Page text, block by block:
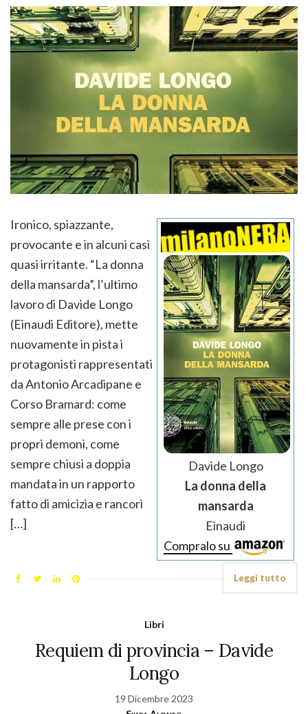
Davide Longo
La donna della
mansarda
Einaudi
Compralo su
Ironico, spiazzante,
provocante e in alcuni casi
quasi irritante. “La donna
della mansarda”, l’ultimo
lavoro di Davide Longo
(Einaudi Editore), mette
nuovamente in pista i
protagonisti rappresentati
da Antonio Arcadipane e
Corso Bramard: come
sempre alle prese con i
propri demoni, come
sempre chiusi a doppia
mandata in un rapporto
fatto di amicizia e rancori
[…]
Leggi tutto
Libri
Requiem di provincia – Davide
Longo
19 Dicembre 2023